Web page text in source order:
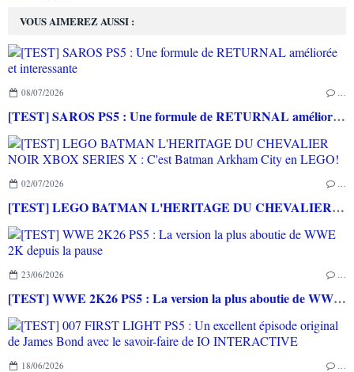
VOUS AIMEREZ AUSSI :
08/07/2026
[TEST] SAROS PS5 : Une formule de RETURNAL améliorée et interessante
02/07/2026
[TEST] LEGO BATMAN L'HERITAGE DU CHEVALIER NOIR XBOX SERIES X : C'est Batman Arkham City en LEGO!
23/06/2026
[TEST] WWE 2K26 PS5 : La version la plus aboutie de WWE 2K depuis la pause
18/06/2026